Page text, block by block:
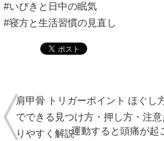
#いびきと日中の眠気
#寝方と生活習慣の見直し
肩甲骨 トリガーポイント ほぐし
でできる見つけ方・押し方・注
りやすく解説運動すると頭痛が起